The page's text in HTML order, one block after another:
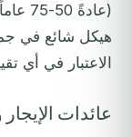
هيكل شائع في
الاعتبار في أي
عائدات